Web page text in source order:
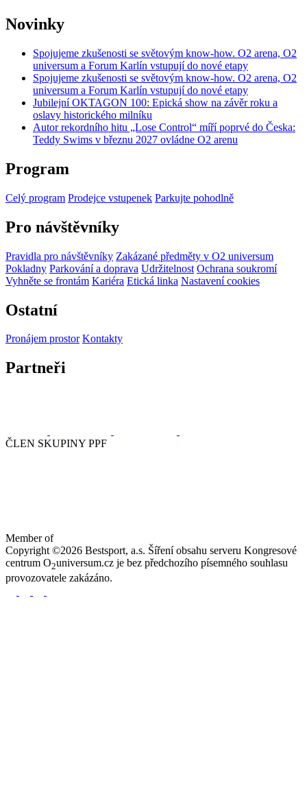
Novinky
Spojujeme zkušenosti se světovým know-how. O2 arena, O2
universum a Forum Karlín vstupují do nové etapy
Spojujeme zkušenosti se světovým know-how. O2 arena, O2
universum a Forum Karlín vstupují do nové etapy
Jubilejní OKTAGON 100: Epická show na závěr roku a
oslavy historického milníku
Autor rekordního hitu „Lose Control“ míří poprvé do Česka:
Teddy Swims v březnu 2027 ovládne O2 arenu
Program
Celý program Prodejce vstupenek Parkujte pohodlně
Pro návštěvníky
Pravidla pro návštěvníky Zakázané předměty v O2 universum
Pokladny Parkování a doprava Udržitelnost Ochrana soukromí
Vyhněte se frontám Kariéra Etická linka Nastavení cookies
Ostatní
Pronájem prostor Kontakty
Partneři
ČLEN SKUPINY PPF
Member of
Copyright ©2026 Bestsport, a.s. Šíření obsahu serveru Kongresové
centrum O2universum.cz je bez předchozího písemného souhlasu
provozovatele zakázáno.